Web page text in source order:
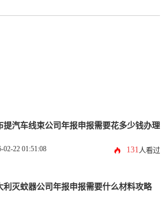
提汽车线束公司年报申报需要花多少钱办理
02-22 01:51:08 131人看过
利灭蚊器公司年报申报需要什么材料攻略